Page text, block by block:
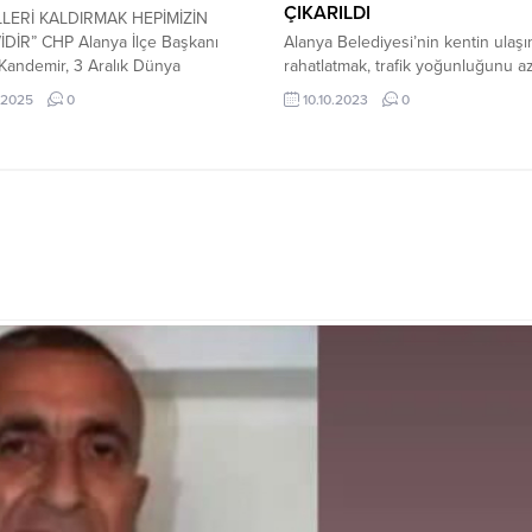
KALDIRMAK HEPİMİZİN
CHP Alanya İlçe Başkanı
3 Aralık Dünya
Günü dolayısıyla yayımladığı
engelli bireylerin toplumdaki
istihdama, sosyal yaşamdan
kadar her alanda eşit
0
ÇIKARILDI
Alanya Belediyesi’nin kentin
rahatlatmak, trafik yoğunluğunu
ve konforlu bir ulaşım sağlamak
hayata geçirdiği prestij
10.10.2023 0